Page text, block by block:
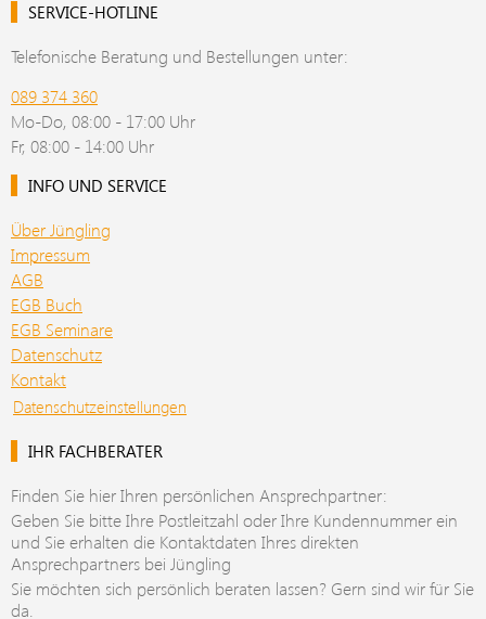
SERVICE-HOTLINE
Telefonische Beratung und Bestellungen unter:
089 374 360
Mo-Do, 08:00 - 17:00 Uhr
Fr, 08:00 - 14:00 Uhr
INFO UND SERVICE
Über Jüngling
Impressum
AGB
EGB Buch
EGB Seminare
Datenschutz
Kontakt
Datenschutzeinstellungen
IHR FACHBERATER
Finden Sie hier Ihren persönlichen Ansprechpartner:
Geben Sie bitte Ihre Postleitzahl oder Ihre Kundennummer ein
und Sie erhalten die Kontaktdaten Ihres direkten
Ansprechpartners bei Jüngling
Sie möchten sich persönlich beraten lassen? Gern sind wir für Sie
da.